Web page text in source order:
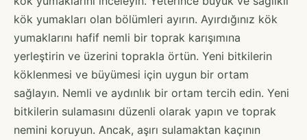
kök yumakları olan bölümleri ayırın. Ayırdığınız kök
yumaklarını hafif nemli bir toprak karışımına
yerleştirin ve üzerini toprakla örtün. Yeni bitkilerin
köklenmesi ve büyümesi için uygun bir ortam
sağlayın. Nemli ve aydınlık bir ortam tercih edin. Yeni
bitkilerin sulamasını düzenli olarak yapın ve toprak
nemini koruyun. Ancak, aşırı sulamaktan kaçının